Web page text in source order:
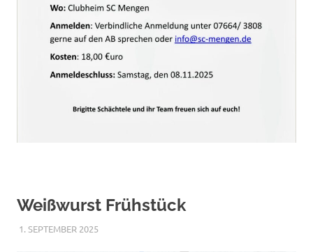
Weißwurst Frühstück
1. SEPTEMBER 2025RAPHAEL RIESTERER
ALLGEMEIN